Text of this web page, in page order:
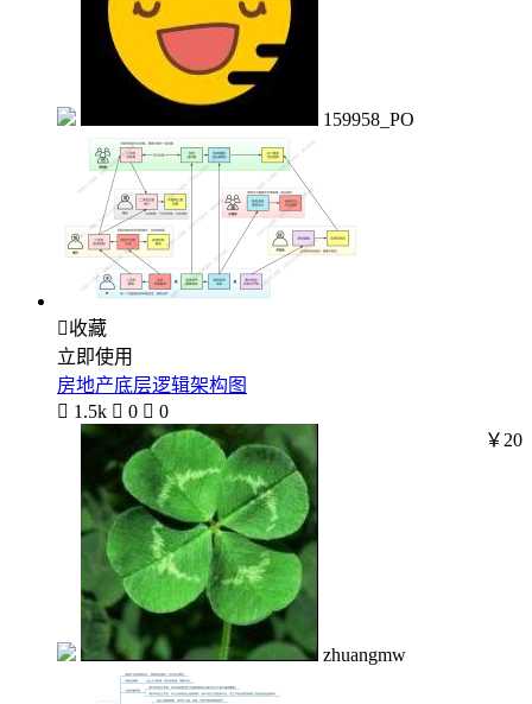
159958_PO
收藏
立即使用
房地产底层逻辑架构图
 1.5k  0  0
zhuangmw
￥20